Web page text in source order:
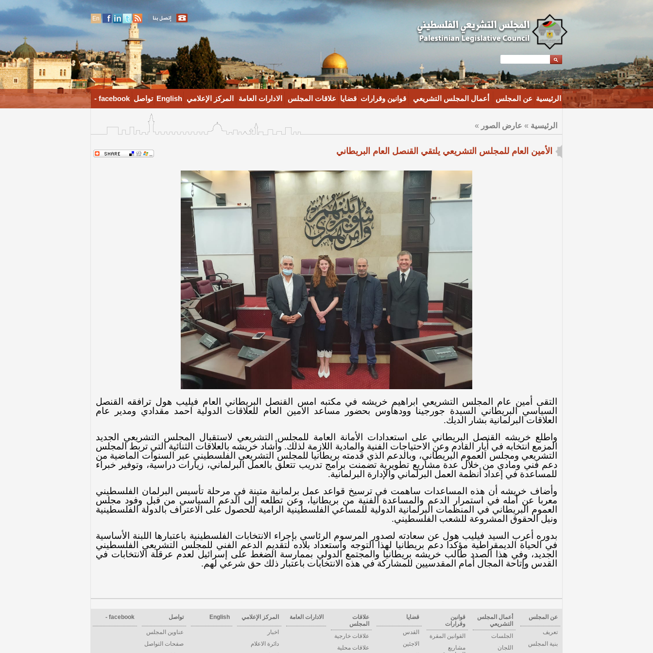
En
الرئيسية عن المجلس أعمال المجلس التشريعي قوانين وقرارات قضايا علاقات المجلس الادارات العامة المركز الإعلامي English تواصل facebook -
الرئيسية » عارض الصور »
الأمين العام للمجلس التشريعي يلتقي القنصل العام البريطاني
التقى أمين عام المجلس التشريعي ابراهيم خريشه في مكتبه امس القنصل البريطاني العام فيليب هول ترافقه القنصل
السياسي البريطاني السيدة جورجينا وودهاوس بحضور مساعد الامين العام للعلاقات الدولية احمد مقدادي ومدير عام
العلاقات البرلمانية بشار الديك.
واطلع خريشه القنصل البريطاني على استعدادات الأمانة العامة للمجلس التشريعي لاستقبال المجلس التشريعي الجديد
المزمع انتخابه في أيار القادم وعن الاحتياجات الفنية والمادية اللازمة لذلك. وأشاد خريشه بالعلاقات
الثنائية التي تربط
المجلس
التشريعي ومجلس العموم البريطاني، وبالدعم الذي قدمته بريطانيا للمجلس التشريعي الفلسطيني عبر السنوات الماضية من
دعم فني ومادي من خلال عدة مشاريع تطويرية تضمنت برامج تدريب تتعلق بالعمل البرلماني، زيارات دراسية، وتوفير خبراء
للمساعدة في إعداد أنظمة العمل البرلماني والإدارة البرلمانية.
وأضاف خريشه أن هذه المساعدات ساهمت في ترسيخ قواعد عمل برلمانية متينة في مرحلة تأسيس البرلمان الفلسطيني
معربا عن أمله في استمرار الدعم والمساعدة الفنية من بريطانيا، وعن تطلعه إلى الدعم السياسي من قبل وفود مجلس
العموم البريطاني في المنظمات البرلمانية الدولية للمساعي الفلسطينية الرامية للحصول على الاعتراف بالدولة الفلسطينية
ونيل الحقوق المشروعة للشعب الفلسطيني.
بدوره أعرب السيد فيليب هول عن سعادته لصدور المرسوم الرئاسي بإجراء الانتخابات الفلسطينية باعتبارها اللبنة الأساسية
في الحياة الديمقراطية مؤكدا دعم بريطانيا لهذا التوجه واستعداد بلاده لتقديم الدعم الفني للمجلس التشريعي الفلسطيني
الجديد، وفي هذا الصدد طالب خريشه بريطانيا والمجتمع الدولي بممارسة الضغط على إسرائيل لعدم عرقلة الانتخابات في
القدس وإتاحة المجال أمام المقدسيين للمشاركة في هذه الانتخابات باعتبار ذلك حق شرعي لهم.
عن المجلس
تعريف
بنية المجلس
أعمال المجلس
التشريعي
الجلسات
اللجان
قوانين
وقرارات
القوانين المقرة
مشاريع
قضايا
القدس
الاجئين
علاقات
المجلس
علاقات خارجية
علاقات محلية
الادارات العامة المركز الإعلامي
اخبار
دائرة الاعلام
English تواصل
عناوين المجلس
صفحات التواصل
facebook -